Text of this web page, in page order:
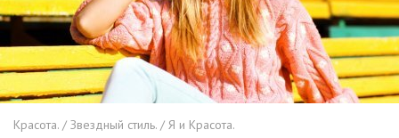
Красота. / Звездный стиль. / Я и Красота.